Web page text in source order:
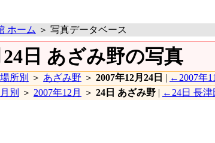
ホーム ＞ 写真データベース
24日 あざみ野の写真
場所別 ＞ あざみ野 ＞ 2007年12月24日 | ←2007年
月別 ＞ 2007年12月 ＞ 24日 あざみ野 | ←24日 長津